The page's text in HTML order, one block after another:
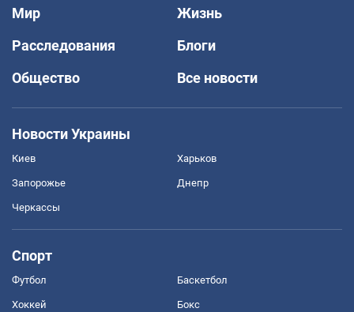
Мир
Жизнь
Расследования
Блоги
Общество
Все новости
Новости Украины
Киев Харьков
Запорожье Днепр
Черкассы
Спорт
Футбол Баскетбол
Хоккей Бокс